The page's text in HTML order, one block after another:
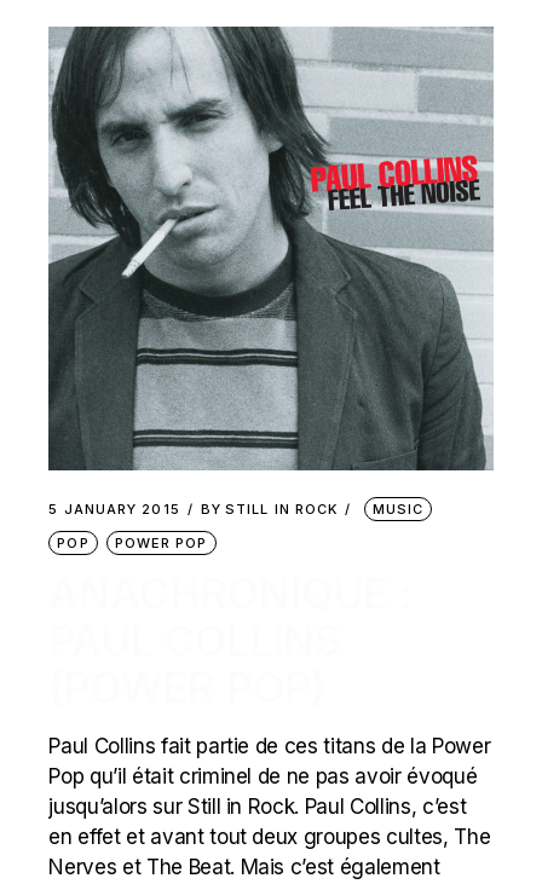
5 JANUARY 2015 BY STILL IN ROCK
MUSIC
POP
POWER POP
Paul Collins fait partie de ces titans de la Power
Pop qu’il était criminel de ne pas avoir évoqué
jusqu’alors sur Still in Rock. Paul Collins, c’est
en effet et avant tout deux groupes cultes, The
Nerves et The Beat. Mais c’est également